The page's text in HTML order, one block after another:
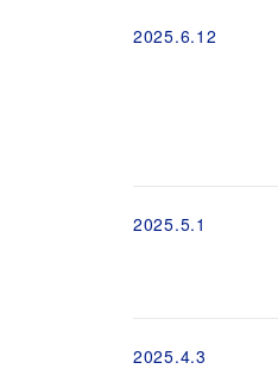
2025.6.12
2025.5.1
2025.4.3